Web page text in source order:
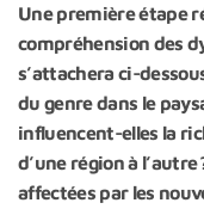
Une première étape
compréhension des
s’attachera ci-
du genre dans le
influencent-elles la
d’une région à
affectées par les